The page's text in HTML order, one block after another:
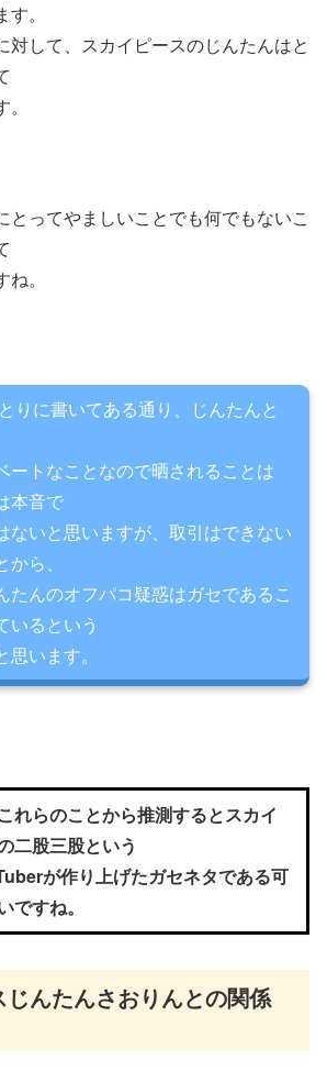
。
対して、スカイピースのじんたんはと
とってやましいことでも何でもないこ
。
りに書いてある通り、じんたんと
ートなことなので晒されることは
本音で
ないと思いますが、取引はできない
ら、
たんのオフパコ疑惑はガセであるこ
いるという
います。
れらのことから推測するとスカイ
二股三股という
が作り上げたガセネタである可
ですね。
んたんさおりんとの関係